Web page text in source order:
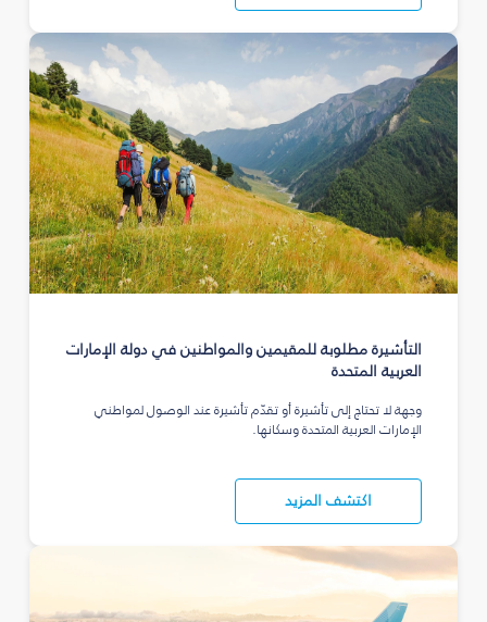
التأشيرة مطلوبة للمقيمين والمواطنين في دولة الإمارات
العربية المتحدة
وجهة لا تحتاج إلى تأشيرة أو تقدّم تأشيرة عند الوصول لمواطني
الإمارات العربية المتحدة وسكانها.
اكتشف المزيد